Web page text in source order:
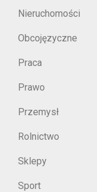
Nieruchomości
Obcojęzyczne
Praca
Prawo
Przemysł
Rolnictwo
Sklepy
Sport